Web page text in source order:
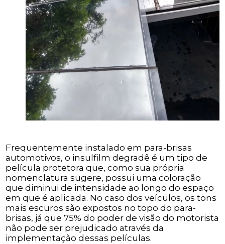
Frequentemente instalado em para-brisas
automotivos, o insulfilm degradê é um tipo de
película protetora que, como sua própria
nomenclatura sugere, possui uma coloração
que diminui de intensidade ao longo do espaço
em que é aplicada. No caso dos veículos, os tons
mais escuros são expostos no topo do para-
brisas, já que 75% do poder de visão do motorista
não pode ser prejudicado através da
implementação dessas películas.